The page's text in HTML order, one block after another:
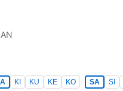
KI KU KE KO SA SI